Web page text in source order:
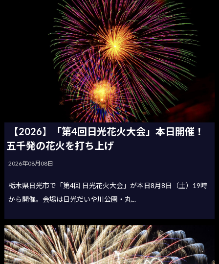
【2026】「第4回日光花火大会」本日開催！
五千発の花火を打ち上げ
2026年08月08日
栃木県日光市で「第4回 日光花火大会」が本日8月8日（土）19時
から開催。会場は日光だいや川公園・丸...